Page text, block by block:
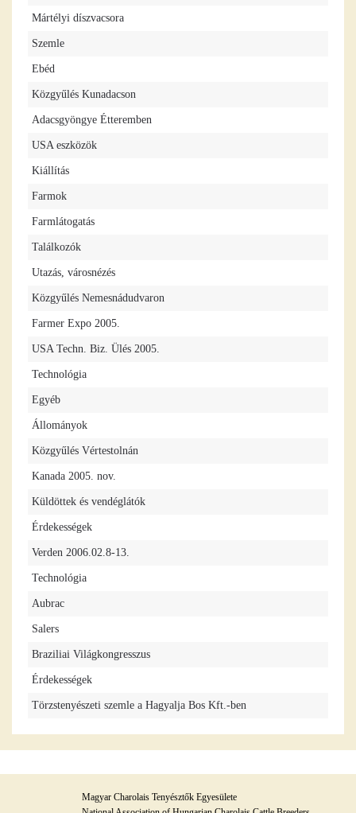
Mártélyi díszvacsora
Szemle
Ebéd
Közgyűlés Kunadacson
Adacsgyöngye Étteremben
USA eszközök
Kiállítás
Farmok
Farmlátogatás
Találkozók
Utazás, városnézés
Közgyűlés Nemesnádudvaron
Farmer Expo 2005.
USA Techn. Biz. Ülés 2005.
Technológia
Egyéb
Állományok
Közgyűlés Vértestolnán
Kanada 2005. nov.
Küldöttek és vendéglátók
Érdekességek
Verden 2006.02.8-13.
Technológia
Aubrac
Salers
Braziliai Világkongresszus
Érdekességek
Törzstenyészeti szemle a Hagyalja Bos Kft.-ben
Magyar Charolais Tenyésztők Egyesülete